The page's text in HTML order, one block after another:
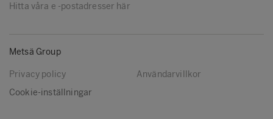
Hitta våra e -postadresser här
Metsä Group
Privacy policy
Användarvillkor
Cookie-inställningar